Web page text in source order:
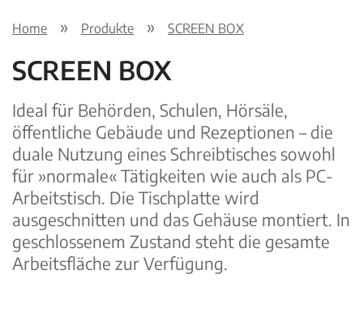
Home Produkte SCREEN BOX
SCREEN BOX
Ideal für Behörden, Schulen, Hörsäle,
öffentliche Gebäude und Rezeptionen – die
duale Nutzung eines Schreibtisches sowohl
für »normale« Tätigkeiten wie auch als PC-
Arbeitstisch. Die Tischplatte wird
ausgeschnitten und das Gehäuse montiert. In
geschlossenem Zustand steht die gesamte
Arbeitsfläche zur Verfügung.